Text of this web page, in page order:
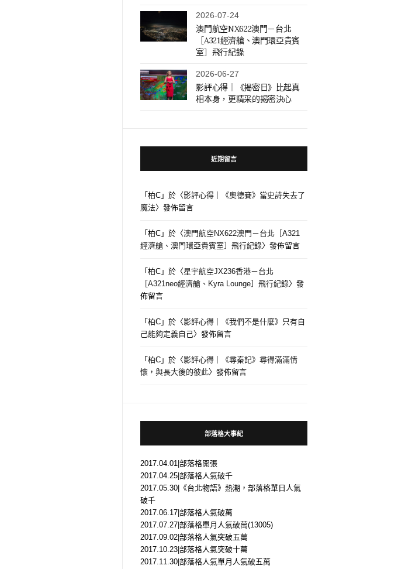
2026-07-24
澳門航空NX622澳門－台北
［A321經濟艙、澳門環亞貴賓
室］飛行紀錄
2026-06-27
影評心得｜《揭密日》比起真
相本身，更精采的揭密決心
近期留言
「柏C 」於〈影評心得｜《奧德賽》當史詩失去了
魔法〉發佈留言
「柏C 」於〈澳門航空NX622澳門－台北［A321
經濟艙、澳門環亞貴賓室］飛行紀錄〉發佈留言
「柏C 」於〈星宇航空JX236香港－台北
［A321neo經濟艙、Kyra Lounge］飛行紀錄〉發
佈留言
「柏C 」於〈影評心得｜《我們不是什麼》只有自
己能夠定義自己〉發佈留言
「柏C 」於〈影評心得｜《尋秦記》尋得滿滿情
懷，與長大後的彼此〉發佈留言
部落格大事紀
2017.04.01|部落格開張
2017.04.25|部落格人氣破千
2017.05.30|《台北物語》熱潮，部落格單日人氣
破千
2017.06.17|部落格人氣破萬
2017.07.27|部落格單月人氣破萬(13005)
2017.09.02|部落格人氣突破五萬
2017.10.23|部落格人氣突破十萬
2017.11.30|部落格人氣單月人氣破五萬